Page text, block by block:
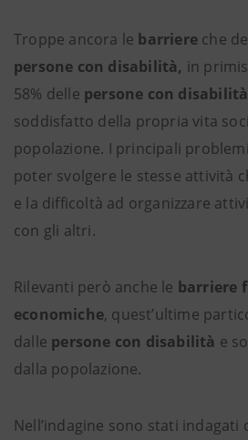
Troppe ancora le barriere che
persone con disabilità, in
58% delle persone con disabilità
soddisfatto della propria vita
popolazione. I principali
poter svolgere le stesse attività
e la difficoltà ad organizzare
con gli altri.
Rilevanti però anche le barriere
economiche, quest’ultime
dalle persone con disabilità e
dalla popolazione.
Nell’indagine sono stati indagati